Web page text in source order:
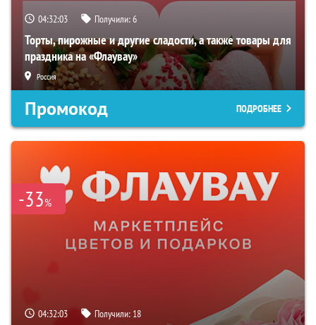
04:32:02 Получили:6
Торты, пирожные и другие сладости, а также товары для
праздника на «Флаувау»
Россия
Промокод ПОДРОБНЕЕ
-33%
04:32:02 Получили: 18